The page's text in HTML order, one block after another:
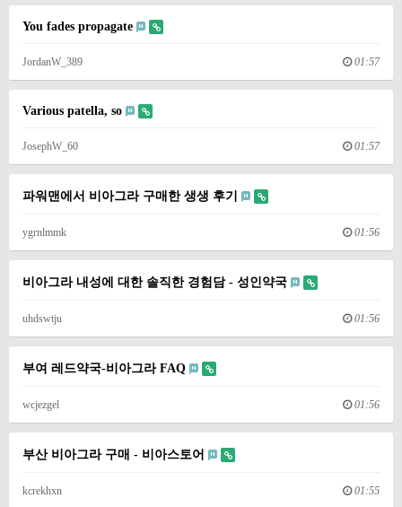
You fades propagate
JordanW_389 01:57
Various patella, so
JosephW_60 01:57
파워맨에서 비아그라 구매한 생생 후기
ygrnlmmk 01:56
비아그라 내성에 대한 솔직한 경험담 - 성인약국
uhdswtju 01:56
부여 레드약국-비아그라 FAQ
wcjezgel 01:56
부산 비아그라 구매 - 비아스토어
kcrekhxn 01:55